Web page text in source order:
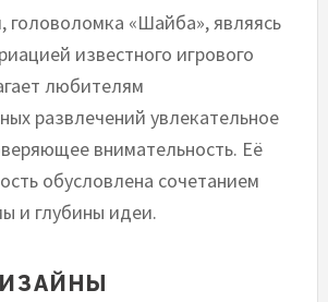
головоломка «Шайба», являясь
известного игрового
любителям
развлечений увлекательное
внимательность. Её
обусловлена сочетанием
и глубины идеи.